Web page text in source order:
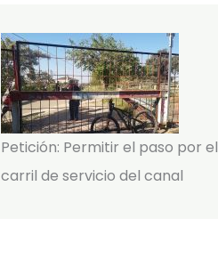
Petición: Permitir el paso por el
carril de servicio del canal